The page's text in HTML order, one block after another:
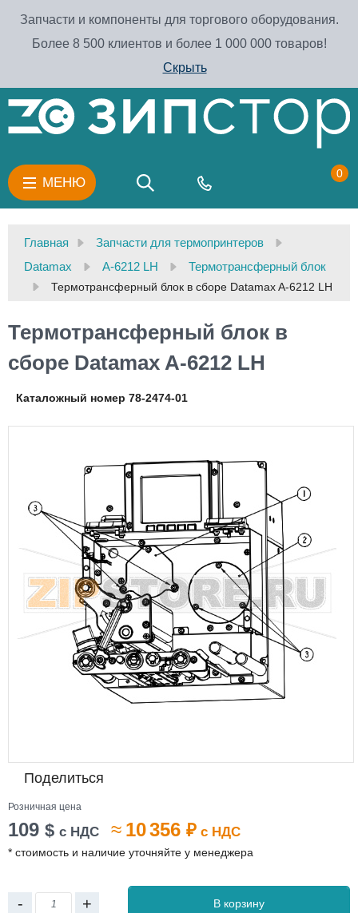
Запчасти и компоненты для торгового оборудования.
Более 8 500 клиентов и более 1 000 000 товаров!
Скрыть
МЕНЮ
0
Главная
Запчасти для термопринтеров
Datamax
A-6212 LH Термотрансферный блок
Термотрансферный блок в сборе Datamax A-6212 LH
Термотрансферный блок в
сборе Datamax A-6212 LH
Каталожный номер 78-2474-01
Поделиться
Розничная цена
109 $ с НДС ≈ 10 356 ₽ с НДС
* стоимость и наличие уточняйте у менеджера
- + В корзину